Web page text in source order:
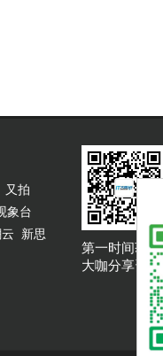
又拍
象台
新思
第一时间获取
大咖分享资讯